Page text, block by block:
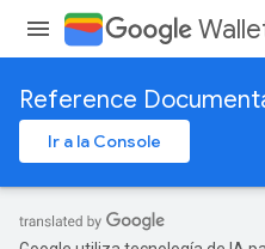
Reference
Ir a la Console